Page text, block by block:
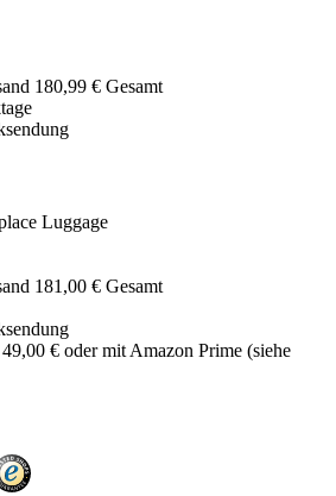
180,99 € Gesamt
181,00 € Gesamt
€ oder mit Amazon Prime (siehe